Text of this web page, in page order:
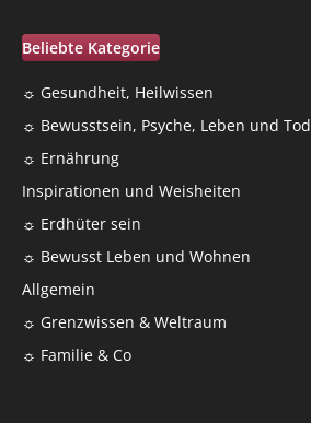
Beliebte Kategorie
☼ Gesundheit, Heilwissen
☼ Bewusstsein, Psyche, Leben und Tod
☼ Ernährung
Inspirationen und Weisheiten
☼ Erdhüter sein
☼ Bewusst Leben und Wohnen
Allgemein
☼ Grenzwissen & Weltraum
☼ Familie & Co